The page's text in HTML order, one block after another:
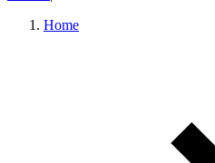
Home